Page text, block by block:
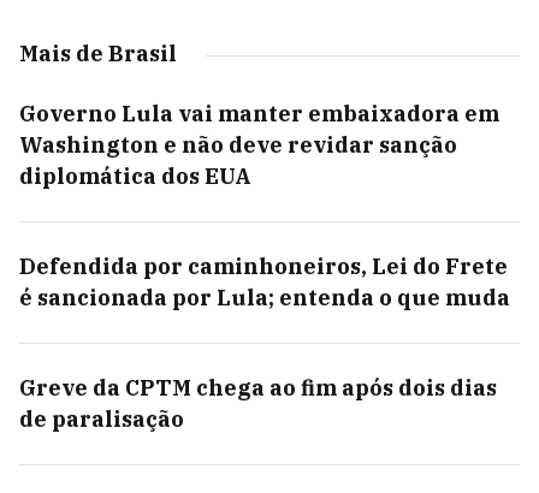
Mais de Brasil
Governo Lula vai manter embaixadora em
Washington e não deve revidar sanção
diplomática dos EUA
Defendida por caminhoneiros, Lei do Frete
é sancionada por Lula; entenda o que muda
Greve da CPTM chega ao fim após dois dias
de paralisação